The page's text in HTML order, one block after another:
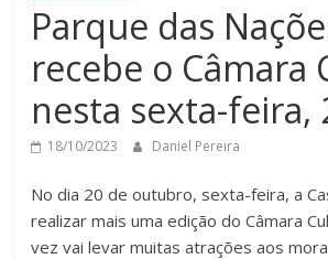
Parque das
recebe o Câmara
nesta sexta-feira,
18/10/2023 Daniel Pereira
No dia 20 de outubro, sexta-feira, a
realizar mais uma edição do Câmara
vez vai levar muitas atrações aos